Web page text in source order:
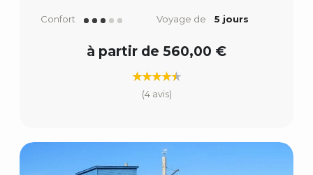
Confort Voyage de 5 jours
à partir de 560,00 €
(4 avis)